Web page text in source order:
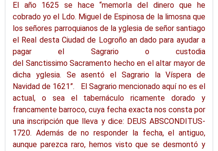
El año 1625 se hace “memorIa del dinero que he
cobrado yo el Ldo. Miguel de Espinosa de la limosna que
los señores parroquianos de layglesia de señor santiago
el Real destaCiudad de Logroño andado para ayudar a
pagar el Sagrario o custodia
del SanctissimoSacramento hecho en el altar mayor de
dicha yglesia. Se asentó el Sagrario la Víspera de
Navidad de 1621”. El Sagrario mencionado aquí no es el
actual, o sea el tabernáculo ricamente dorado y
francamente barroco, cuya fecha exacta nos consta por
una inscripción que lleva y dice: DEUS ABSCONDITUS-
1720. Además de no responder la fecha, el antiguo,
aunque parezca raro, hemos visto que se desmontó y